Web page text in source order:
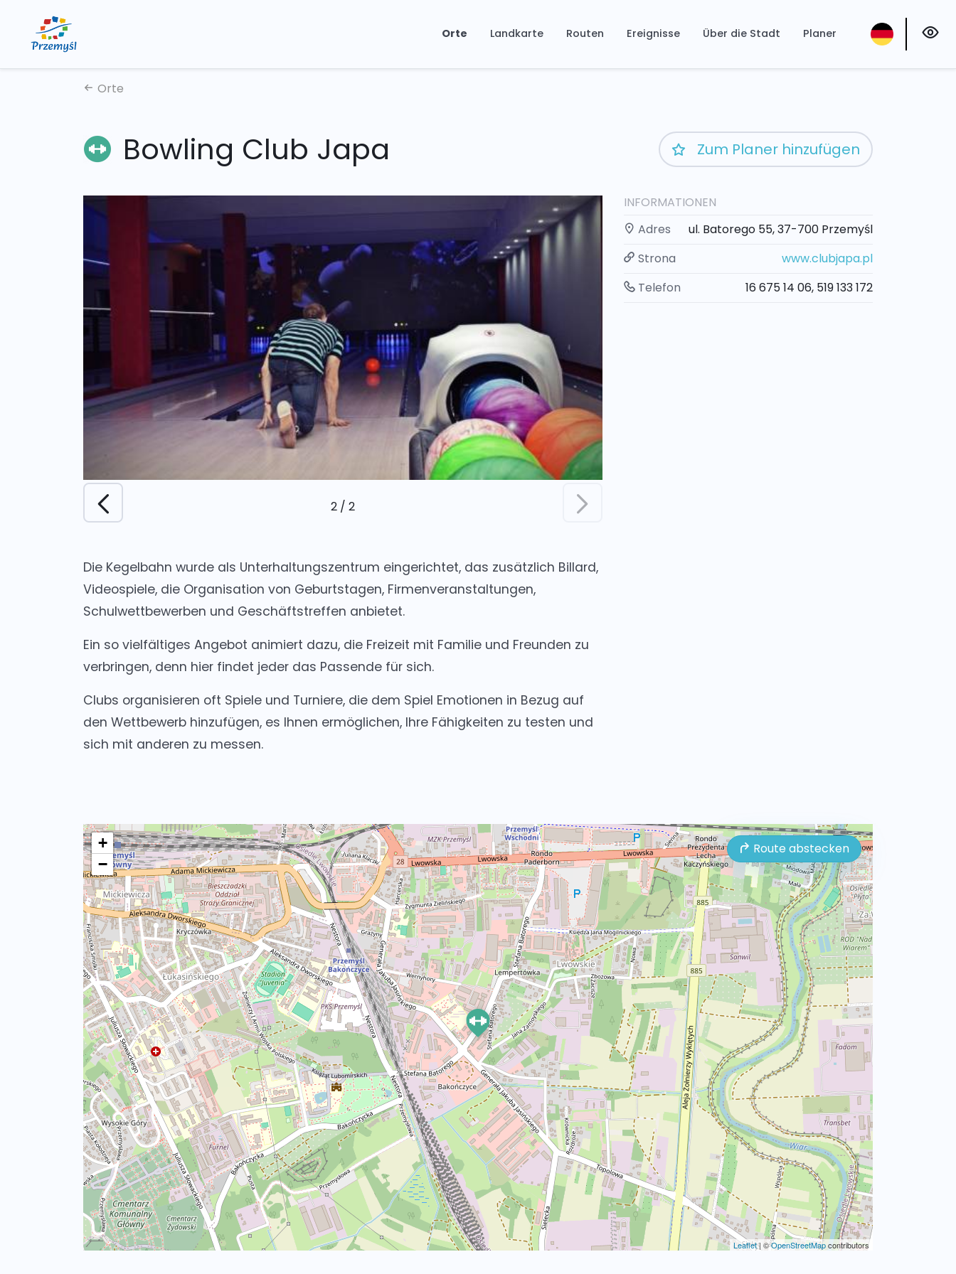
Orte Landkarte Routen Ereignisse Über die Stadt Planer
Orte
Bowling Club Japa Zum Planer hinzufügen
2 / 2
Die Kegelbahn wurde als Unterhaltungszentrum eingerichtet, das zusätzlich Billard,
Videospiele, die Organisation von Geburtstagen, Firmenveranstaltungen,
Schulwettbewerben und Geschäftstreffen anbietet.
Ein so vielfältiges Angebot animiert dazu, die Freizeit mit Familie und Freunden zu
verbringen, denn hier findet jeder das Passende für sich.
Clubs organisieren oft Spiele und Turniere, die dem Spiel Emotionen in Bezug auf
den Wettbewerb hinzufügen, es Ihnen ermöglichen, Ihre Fähigkeiten zu testen und
sich mit anderen zu messen.
INFORMATIONEN
Adres
ul. Batorego 55, 37-700 Przemyśl
Strona
www.clubjapa.pl
Telefon
16 675 14 06, 519 133 172
Route abstecken
+
−
Leaflet| ©OpenStreetMapcontributors